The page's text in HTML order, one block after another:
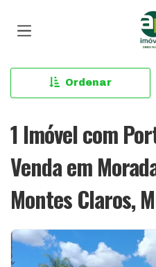
Ordenar
1 Imóvel com
Venda em
Montes Claros,